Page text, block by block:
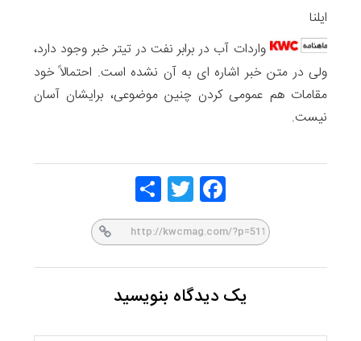
ایلنا
واردات آب در برابر نفت در تیتر خبر وجود دارد،
ولی در متن خبر اشاره ای به آن نشده است. احتمالاً خود
مقامات هم عمومی کردن چنین موضوعی، برایشان آسان
نیست.
Face
Twitt
یک دیدگاه بنویسید